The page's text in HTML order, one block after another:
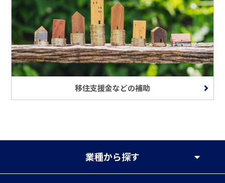
移住支援金などの補助
業種から探す